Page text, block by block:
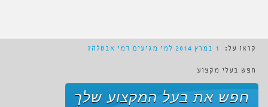
קראו על: 1 במרץ 2014 למי מגיעים דמי אבטלה?
חפש בעלי מקצוע
חפש את בעל המקצוע שלך